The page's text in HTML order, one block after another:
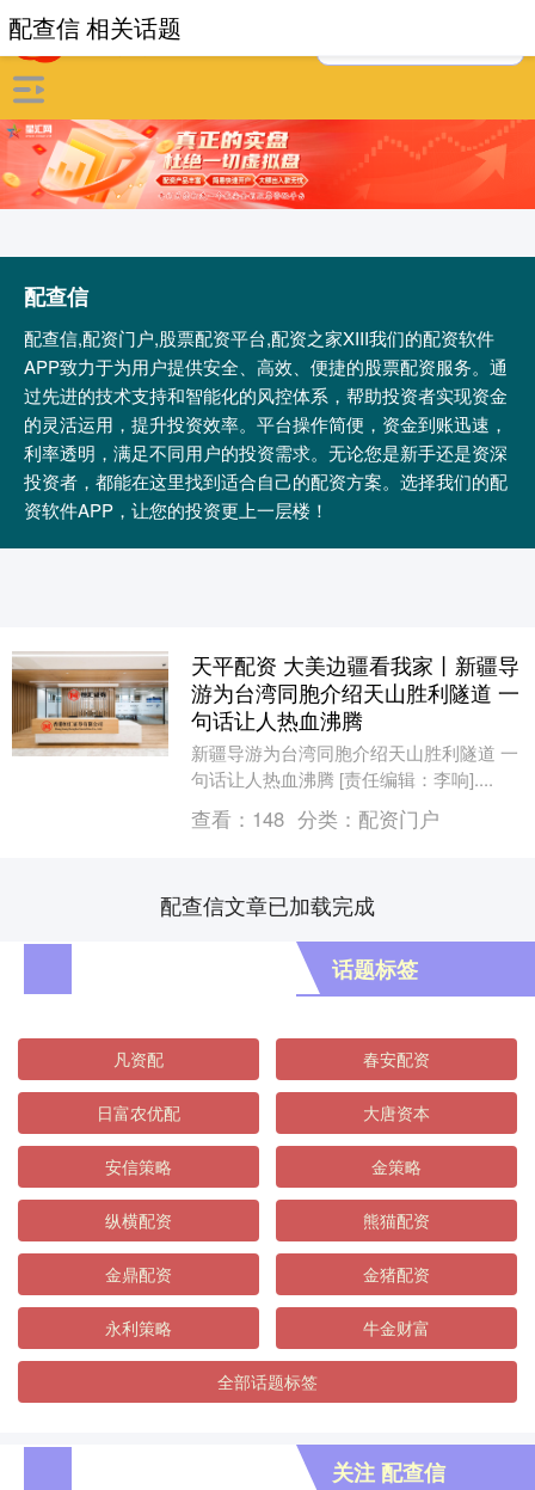
配查信
配查信,配资门户,股票配资平台,配资之家XIII‌我们的配资软件
APP致力于为用户提供安全、高效、便捷的股票配资服务。通
过先进的技术支持和智能化的风控体系，帮助投资者实现资金
的灵活运用，提升投资效率。平台操作简便，资金到账迅速，
利率透明，满足不同用户的投资需求。无论您是新手还是资深
投资者，都能在这里找到适合自己的配资方案。选择我们的配
资软件APP，让您的投资更上一层楼！
配查信 相关话题
天平配资 大美边疆看我家丨新疆导
游为台湾同胞介绍天山胜利隧道 一
句话让人热血沸腾
新疆导游为台湾同胞介绍天山胜利隧道 一
句话让人热血沸腾 [责任编辑：李响]....
查看： 148 分类： 配资门户
配查信文章已加载完成
话题标签
凡资配 春安配资
日富农优配 大唐资本
安信策略 金策略
纵横配资 熊猫配资
金鼎配资 金猪配资
永利策略 牛金财富
全部话题标签
关注 配查信